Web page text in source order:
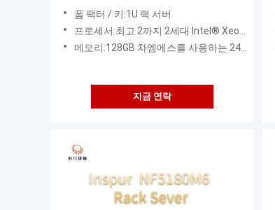
폼 팩터 / 키:1U 랙 서버
프로세서:최고 2까지 2세대 Intel® Xeon® 백금 프로세서, 최고 205W
메모리:128GB 차엠에스를 사용하는 24x 슬롯에서 최고 7.5TB ; 2666MHz / 2933MHz TruDDR4
지금 연락